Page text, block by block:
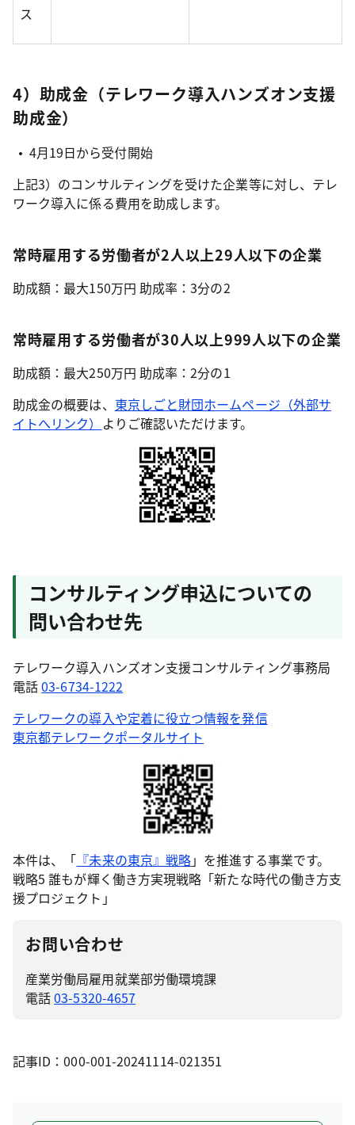
ス
4）助成金（テレワーク導入ハンズオン支援
助成金）
4月19日から受付開始
上記3）のコンサルティングを受けた企業等に対し、テレ
ワーク導入に係る費用を助成します。
常時雇用する労働者が2人以上29人以下の企業
助成額：最大150万円 助成率：3分の2
常時雇用する労働者が30人以上999人以下の企業
助成額：最大250万円 助成率：2分の1
助成金の概要は、 東京しごと財団ホームページ（外部サ
イトへリンク） よりご確認いただけます。
コンサルティング申込についての
問い合わせ先
テレワーク導入ハンズオン支援コンサルティング事務局
電話03-6734-1222
テレワークの導入や定着に役立つ情報を発信
東京都テレワークポータルサイト
本件は、「 『未来の東京』戦略」を推進する事業です。
戦略5 誰もが輝く働き方実現戦略「新たな時代の働き方支
援プロジェクト」
お問い合わせ
産業労働局雇用就業部労働環境課
電話03-5320-4657
記事ID：000-001-20241114-021351